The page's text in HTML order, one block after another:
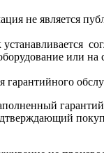
не является
или на
гарантийного